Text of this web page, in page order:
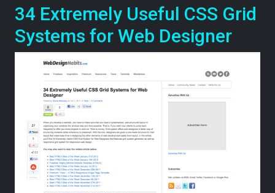
34 Extremely Useful CSS Grid
Systems for Web Designer